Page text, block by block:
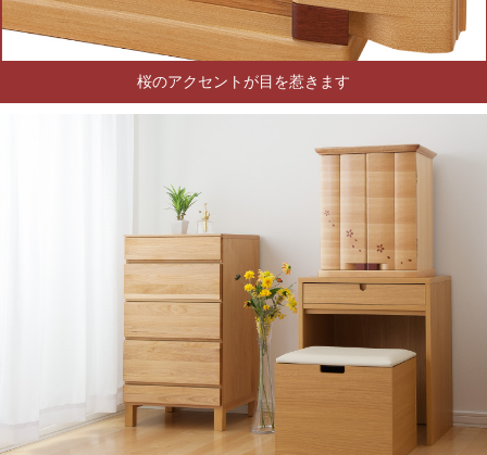
桜のアクセントが目を惹きます